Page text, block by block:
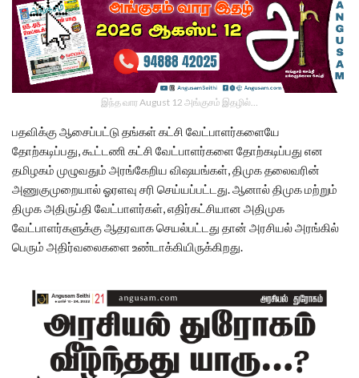
இந்த வார August 12 அங்குசம் இதழில்…
பதவிக்கு ஆசைப்பட்டு தங்கள் கட்சி வேட்பாளர்களையே
தோற்கடிப்பது, கூட்டணி கட்சி வேட்பாளர்களை தோற்கடிப்பது என
தமிழகம் முழுவதும் அரங்கேறிய விஷயங்கள், திமுக தலைவரின்
அணுகுமுறையால் ஓரளவு சரி செய்யப்பட்டது. ஆனால் திமுக மற்றும்
திமுக அதிருப்தி வேட்பாளர்கள், எதிர்கட்சியான அதிமுக
வேட்பாளர்களுக்கு ஆதரவாக செயல்பட்டது தான் அரசியல் அரங்கில்
பெரும் அதிர்வலைகளை உண்டாக்கியிருக்கிறது.